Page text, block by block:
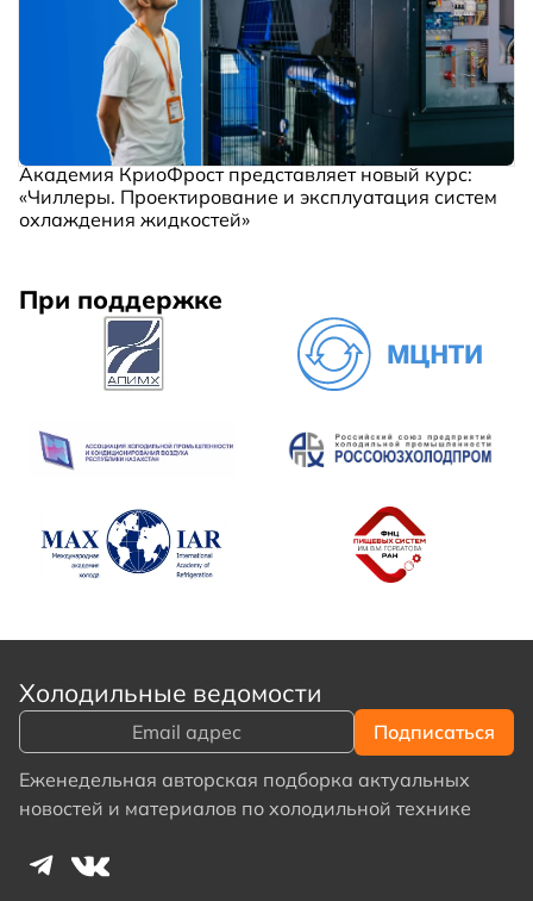
Академия КриоФрост представляет новый курс:
«Чиллеры. Проектирование и эксплуатация систем
охлаждения жидкостей»
При поддержке
Холодильные ведомости
Еженедельная авторская подборка актуальных
новостей и материалов по холодильной технике